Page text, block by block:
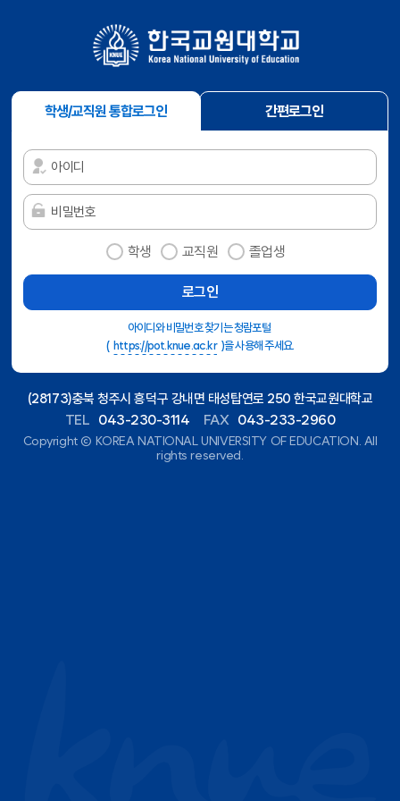
학생/교직원 통합로그인 간편로그인
학생 교직원 졸업생
아이디와 비밀번호 찾기는 청람포털
( https://pot.knue.ac.kr )을 사용해 주세요.
(28173)충북 청주시 흥덕구 강내면 태성탑연로 250 한국교원대학교
TEL 043-230-3114 FAX 043-233-2960
Copyright ⓒ KOREA NATIONAL UNIVERSITY OF EDUCATION. All
rights reserved.